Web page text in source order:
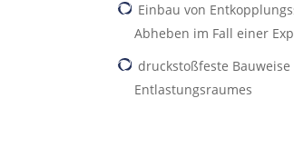
Einbau von
Abheben im Fall einer
druckstoßfeste
Entlastungsraumes